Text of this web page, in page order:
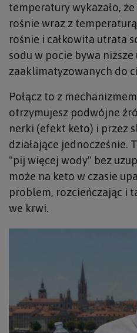
temperatury wykazało,
rośnie wraz z
rośnie i całkowita utrata
sodu w pocie bywa niższe
zaaklimatyzowanych do
Połącz to z
otrzymujesz podwójne
nerki (efekt keto) i przez
działające jednocześnie.
"pij więcej wody" bez
może na keto w czasie
problem, rozcieńczając i
we krwi.